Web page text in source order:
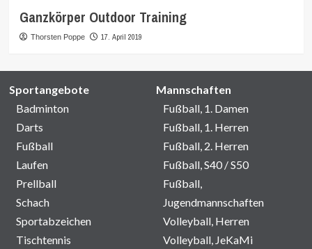
Ganzkörper Outdoor Training
Thorsten Poppe 17. April 2019
Sportangebote
Badminton
Darts
Fußball
Laufen
Prellball
Schach
Sportabzeichen
Tischtennis
Mannschaften
Fußball, 1. Damen
Fußball, 1. Herren
Fußball, 2. Herren
Fußball, S40 / S50
Fußball,
Jugendmannschaften
Volleyball, Herren
Volleyball, JeKaMi